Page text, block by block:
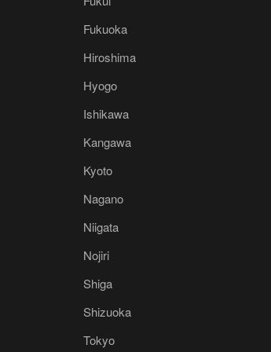
Fukuoka
Hiroshima
Hyogo
Ishikawa
Kangawa
Kyoto
Nagano
Niigata
Nojiri
Shiga
Shizuoka
Tokyo